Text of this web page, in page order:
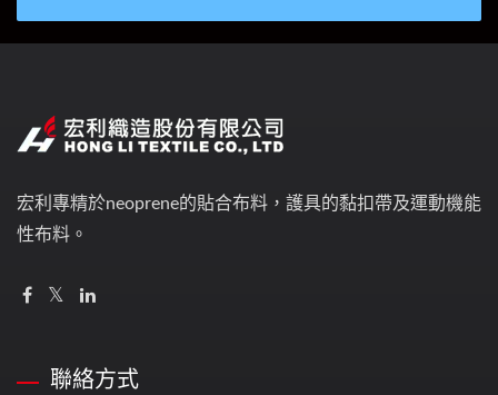
宏利專精於neoprene的貼合布料，護具的黏扣帶及運動機能
性布料。
聯絡方式